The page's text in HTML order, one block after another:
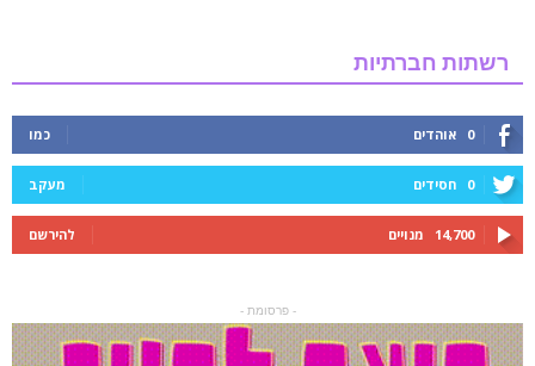
רשתות חברתיות
0 אוהדים כמו
0 חסידים מעקב
14,700 מנויים להירשם
- פרסומת -